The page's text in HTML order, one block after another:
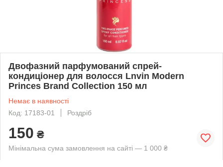
Двофазний парфумований спрей-
кондиціонер для волосся Lnvin Modern
Princes Brand Collection 150 мл
Немає в наявності
Код: 17183-01
Роздріб
150 ₴
Мінімальна сума замовлення на сайті — 1 000 ₴